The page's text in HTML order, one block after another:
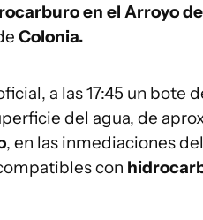
en el Arroyo
Colonia.
a las 17:45 un bote
del agua, de
, en las inmediaciones del
con